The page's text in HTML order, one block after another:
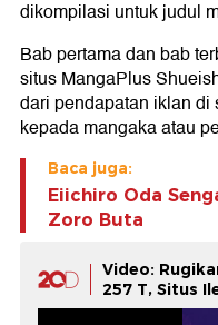
dikompilasi untuk judul
Bab pertama dan bab
situs MangaPlus
dari pendapatan iklan
kepada mangaka atau
Baca juga:
Eiichiro Oda
Zoro Buta
Video:
257 T, Situs